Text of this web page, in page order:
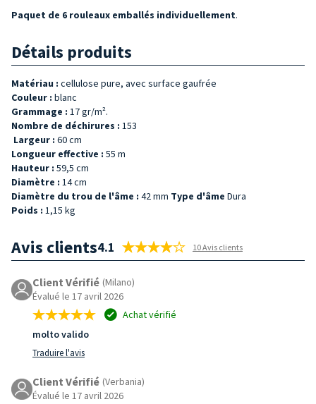
Paquet de 6 rouleaux emballés individuellement.
Détails produits
Matériau : cellulose pure, avec surface gaufrée
Couleur : blanc
Grammage : 17 gr/m².
Nombre de déchirures : 153
Largeur : 60 cm
Longueur effective : 55 m
Hauteur : 59,5 cm
Diamètre : 14 cm
Diamètre du trou de l'âme : 42 mm Type d'âme Dura
Poids : 1,15 kg
Avis clients4.1 10 Avis clients
Client Vérifié (Milano)
Évalué le 17 avril 2026
Achat vérifié
molto valido
Traduire l'avis
Client Vérifié (Verbania)
Évalué le 17 avril 2026